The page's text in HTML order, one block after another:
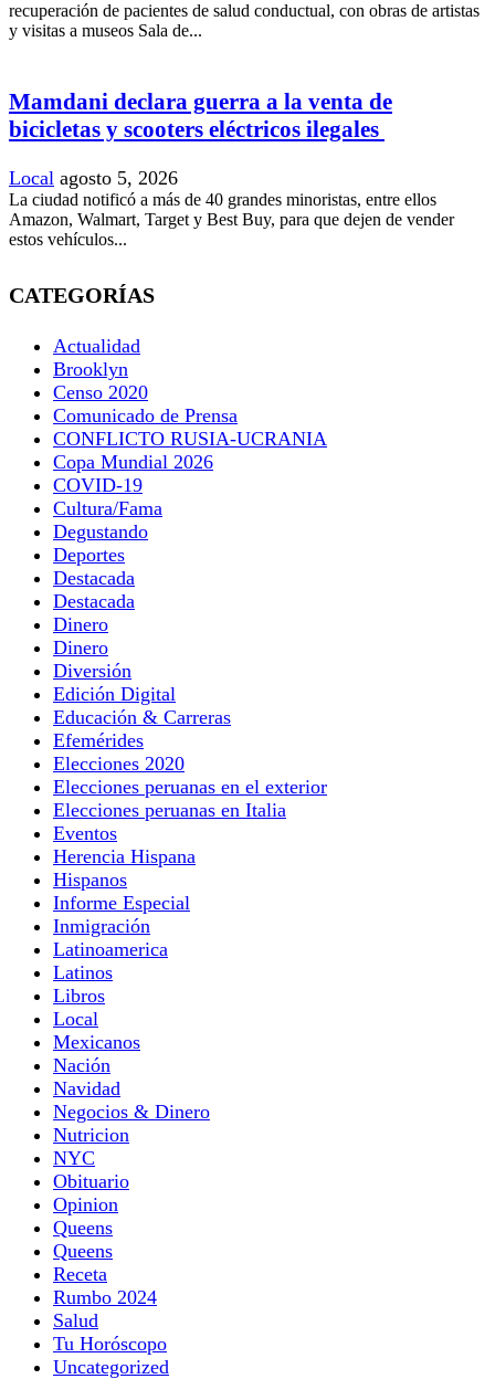
recuperación de pacientes de salud conductual, con obras de artistas
y visitas a museos Sala de...
Mamdani declara guerra a la venta de
bicicletas y scooters eléctricos ilegales
Local agosto 5, 2026
La ciudad notificó a más de 40 grandes minoristas, entre ellos
Amazon, Walmart, Target y Best Buy, para que dejen de vender
estos vehículos...
CATEGORÍAS
Actualidad
Brooklyn
Censo 2020
Comunicado de Prensa
CONFLICTO RUSIA-UCRANIA
Copa Mundial 2026
COVID-19
Cultura/Fama
Degustando
Deportes
Destacada
Destacada
Dinero
Dinero
Diversión
Edición Digital
Educación & Carreras
Efemérides
Elecciones 2020
Elecciones peruanas en el exterior
Elecciones peruanas en Italia
Eventos
Herencia Hispana
Hispanos
Informe Especial
Inmigración
Latinoamerica
Latinos
Libros
Local
Mexicanos
Nación
Navidad
Negocios & Dinero
Nutricion
NYC
Obituario
Opinion
Queens
Queens
Receta
Rumbo 2024
Salud
Tu Horóscopo
Uncategorized